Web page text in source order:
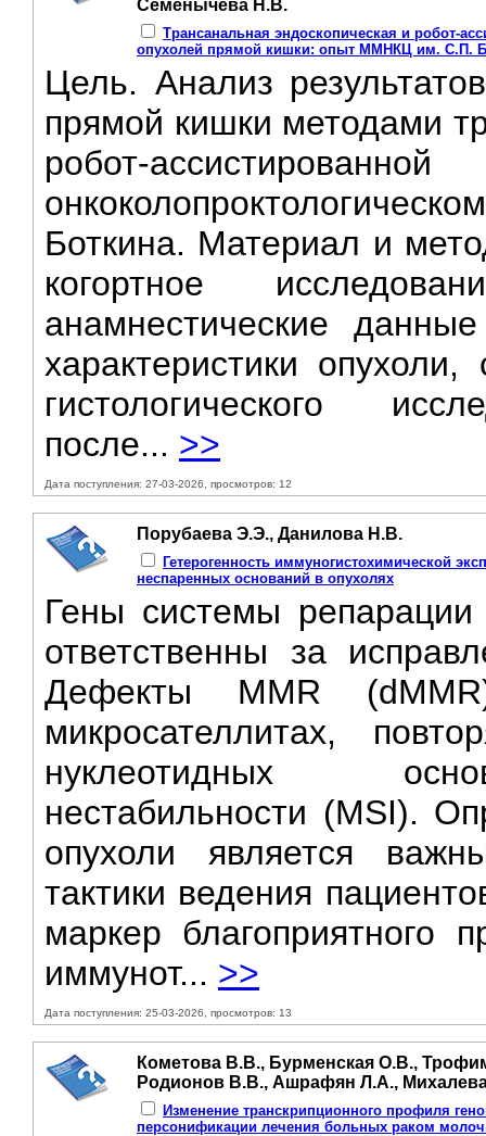
Семенычева Н.В.
Трансанальная эндоскопическая и робот-
опухолей прямой кишки: опыт ММНКЦ им. C.П.
Цель. Анализ
прямой кишки методами
робот-
Боткина. Материал и
когортное
анамнестические
характеристики
гистологического
после... >>
Дата поступления: 27-03-2026, просмотров: 12
Порубаева Э.Э., Данилова Н.В.
Гетерогенность иммуногистохимической
неспаренных оснований в опухолях
Гены системы
ответственны за
Дефекты MMR
микросателлитах,
нуклеотидных
нестабильности (MSI).
опухоли является
тактики ведения
маркер благоприятного
иммунот... >>
Дата поступления: 25-03-2026, просмотров: 13
Кометова В.В., Бурменская О.В.,
Родионов В.В., Ашрафян Л.А.,
Изменение транскрипционного профиля
персонификации лечения больных раком